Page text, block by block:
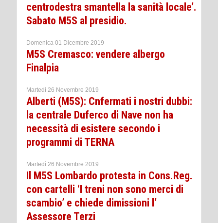
centrodestra smantella la sanità locale’.
Sabato M5S al presidio.
Domenica 01 Dicembre 2019
M5S Cremasco: vendere albergo
Finalpia
Martedì 26 Novembre 2019
Alberti (M5S): Cnfermati i nostri dubbi:
la centrale Duferco di Nave non ha
necessità di esistere secondo i
programmi di TERNA
Martedì 26 Novembre 2019
Il M5S Lombardo protesta in Cons.Reg.
con cartelli ‘I treni non sono merci di
scambio’ e chiede dimissioni l’
Assessore Terzi